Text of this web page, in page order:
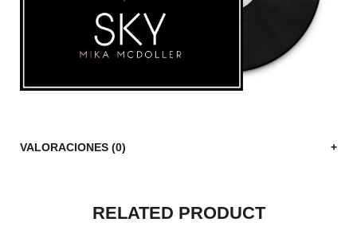
VALORACIONES (0)
RELATED PRODUCT